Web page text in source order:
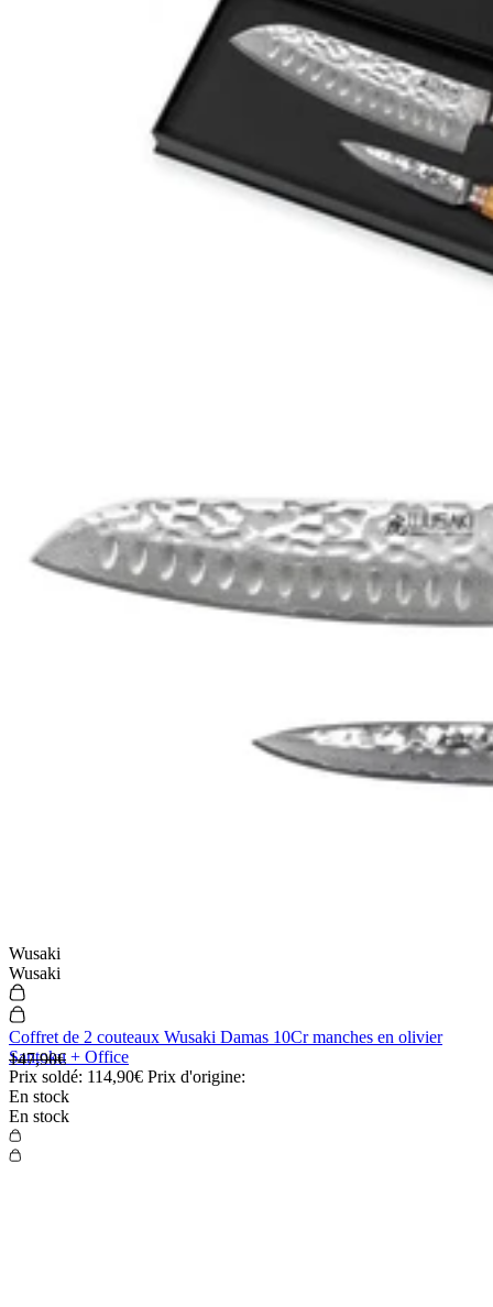
Wusaki
Wusaki
Coffret de 2 couteaux Wusaki Damas 10Cr manches en olivier
Santoku + Office
Prix soldé: 114,90€ Prix d'origine:
147,90€
En stock
En stock